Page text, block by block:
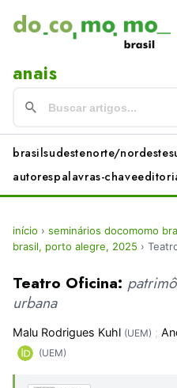
anais
brasilsudestenorte/nordeste
autorespalavras-chave
início › seminários docomomo
brasil, porto alegre, 2025 ›
Teatro Oficina:
urbana
Malu Rodrigues Kuhl (UEM) ;
(UEM)